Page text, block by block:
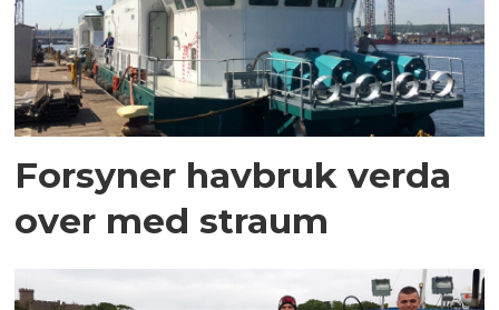
Forsyner havbruk verda
over med straum